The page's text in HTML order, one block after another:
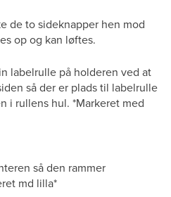
de to sideknapper hen mod
op og kan løftes.
labelrulle på holderen ved at
så der er plads til labelrulle
i rullens hul. *Markeret med
så den rammer
md lilla*